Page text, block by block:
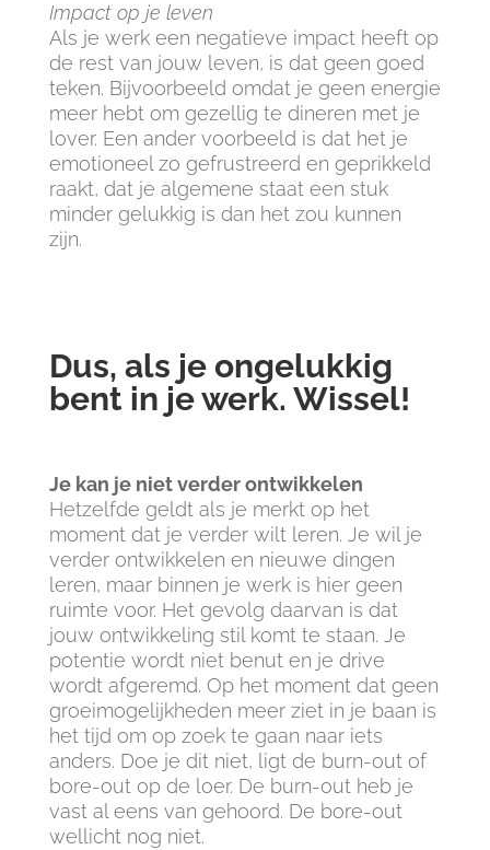
Impact op je leven
Als je werk een negatieve impact heeft op
de rest van jouw leven, is dat geen goed
teken. Bijvoorbeeld omdat je geen energie
meer hebt om gezellig te dineren met je
lover. Een ander voorbeeld is dat het je
emotioneel zo gefrustreerd en geprikkeld
raakt, dat je algemene staat een stuk
minder gelukkig is dan het zou kunnen
zijn.
Dus, als je ongelukkig
bent in je werk. Wissel!
Je kan je niet verder ontwikkelen
Hetzelfde geldt als je merkt op het
moment dat je verder wilt leren. Je wil je
verder ontwikkelen en nieuwe dingen
leren, maar binnen je werk is hier geen
ruimte voor. Het gevolg daarvan is dat
jouw ontwikkeling stil komt te staan. Je
potentie wordt niet benut en je drive
wordt afgeremd. Op het moment dat geen
groeimogelijkheden meer ziet in je baan is
het tijd om op zoek te gaan naar iets
anders. Doe je dit niet, ligt de burn-out of
bore-out op de loer. De burn-out heb je
vast al eens van gehoord. De bore-out
wellicht nog niet.